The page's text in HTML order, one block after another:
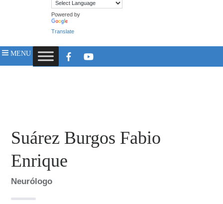
Powered by
Translate
MENU
Suárez Burgos Fabio
Enrique
Neurólogo